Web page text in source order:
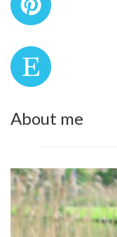
About me